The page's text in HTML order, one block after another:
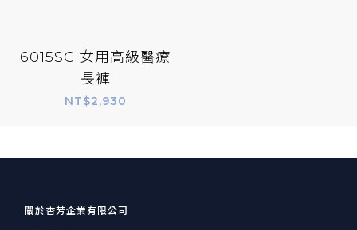
6015SC 女用高級醫療
長褲
NT$2,930
關於杏芳企業有限公司